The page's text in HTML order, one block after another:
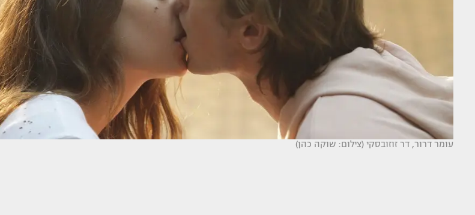
עומר דרור, דר זוזובסקי (צילום: שוקה כהן)